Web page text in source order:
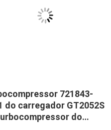
721843-
do carregador GT2052S
do